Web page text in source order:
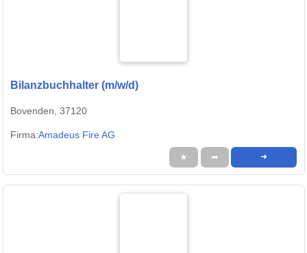
Bilanzbuchhalter (m/w/d)
Bovenden, 37120
Firma:Amadeus Fire AG
★ ➦ ➜